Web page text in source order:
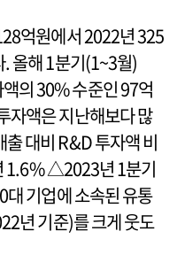
억원에서 2022년 325
올해 1분기(1~3월)
의 30% 수준인 97억
자액은 지난해보다 많
출 대비 R&D 투자액 비
△2023년 1분기
기업에 소속된 유통
년 기준)를 크게 웃도